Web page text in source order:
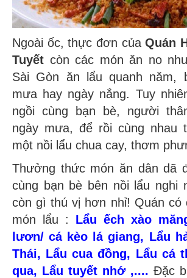
Ngoài ốc, thực đơn củaQuán
Tuyết còn các món ăn no
Sài Gòn ăn lẩu quanh năm,
mưa hay ngày nắng. Tuy
ngồi cùng bạn bè, người
ngày mưa, để rồi cùng nhau
một nồi lẩu chua cay, thơm
Thưởng thức món ăn dân dã
cùng bạn bè bên nồi lẩu nghi
còn gì thú vị hơn nhỉ! Quán có
món lẩu : Lẩu ếch xào
lươn/ cá kèo lá giang, Lẩu
Thái, Lẩu cua đồng, Lẩu cá
qua, Lẩu tuyết nhớ ,.... Đặc